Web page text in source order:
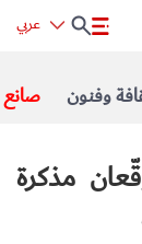
صانع وفنون
مذكرة